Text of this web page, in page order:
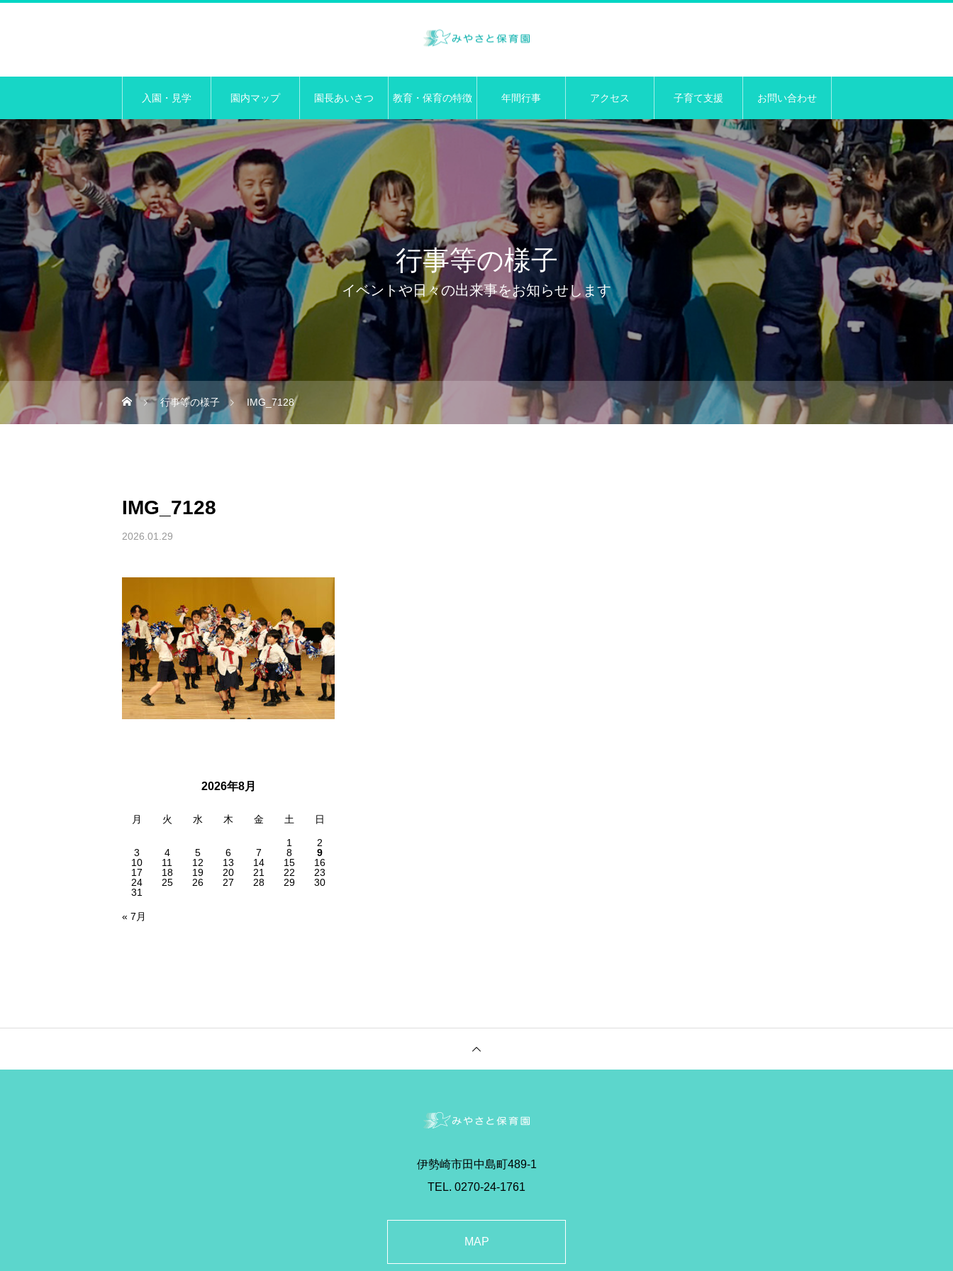
入園・見学 園内マップ 園長あいさつ 教育・保育の特徴 年間行事 アクセス 子育て支援 お問い合わせ
行事等の様子
イベントや日々の出来事をお知らせします
行事等の様子 IMG_7128
IMG_7128
2026.01.29
2026年8月
月 火 水 木 金 土 日
1
2
3
4 5 6 7 8
9
10
11 12 13 14 15
16
17
18 19 20 21 22
23
24
25 26 27 28 29
30
31
« 7月
伊勢崎市田中島町489-1
TEL. 0270-24-1761
MAP